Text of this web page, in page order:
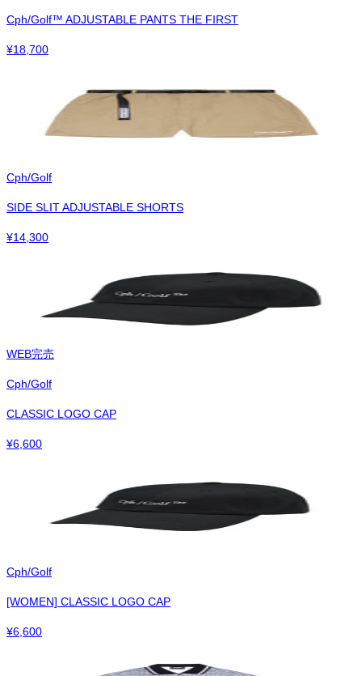
Cph/Golf™︎ ADJUSTABLE PANTS THE FIRST
¥18,700
Cph/Golf
SIDE SLIT ADJUSTABLE SHORTS
¥14,300
WEB完売
Cph/Golf
CLASSIC LOGO CAP
¥6,600
Cph/Golf
[WOMEN] CLASSIC LOGO CAP
¥6,600